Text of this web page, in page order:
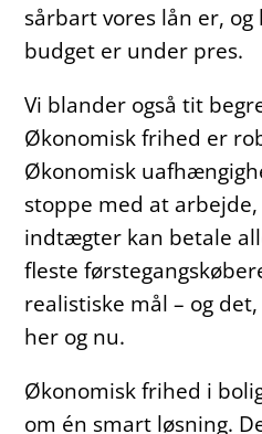
sårbart vores lån er,
budget er under pres.
Vi blander også tit
Økonomisk frihed er
Økonomisk
stoppe med at
indtægter kan betale
fleste
realistiske mål – og
her og nu.
Økonomisk frihed i
om én smart løsning.